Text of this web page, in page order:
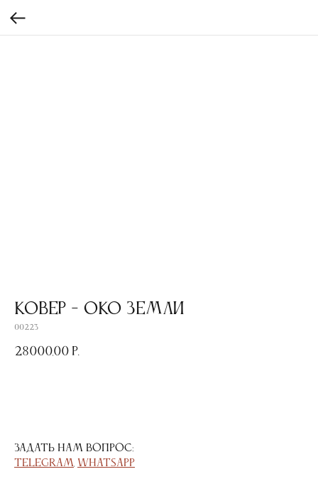
Ковер - Око Земли
00223
28000,00 р.
Задать нам вопрос:
Telegram, WhatsApp